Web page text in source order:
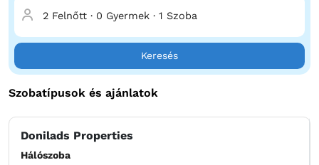
2 Felnőtt · 0 Gyermek · 1 Szoba
Keresés
Szobatípusok és ajánlatok
Donilads Properties
Hálószoba